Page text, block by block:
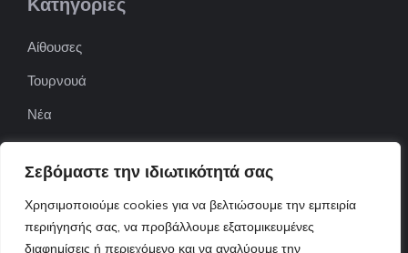
Σεβόμαστε την ιδιωτικότητά σας
Χρησιμοποιούμε cookies για να βελτιώσουμε την εμπειρία
περιήγησής σας, να προβάλλουμε εξατομικευμένες
διαφημίσεις ή περιεχόμενο και να αναλύουμε την
Κατηγορίες
Αίθουσες
Τουρνουά
Νέα
Επιχειρήσεις
ΠΟΦΕΠΑ
ΕΦΟΕΠΑ
Επικοινωνία